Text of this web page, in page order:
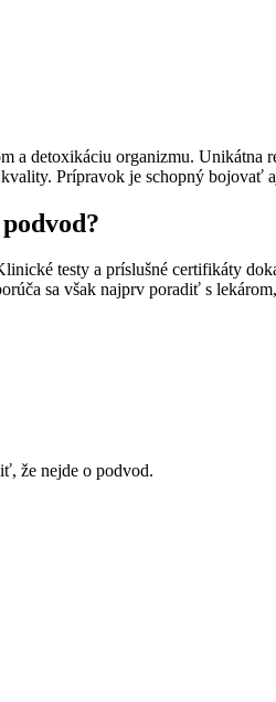
a detoxikáciu organizmu.
Prípravok je schopný
testy a príslušné certifikáty
sa však najprv poradiť s
že nejde o podvod.